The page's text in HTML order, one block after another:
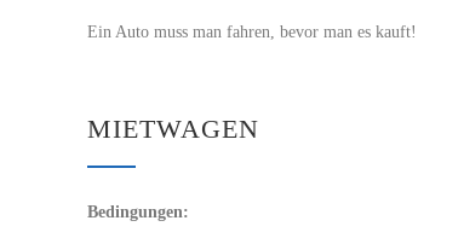
Ein Auto muss man fahren, bevor man es kauft!
MIETWAGEN
Bedingungen: